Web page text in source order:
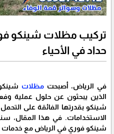
تركيب مظلات شينكو
حداد في الأحياء
في الرياض، أصبحت مظلات
الذين يبحثون عن حلول عملية
شينكو بقدرتها الفائقة على
الاستخدامات. في هذا المقال،
شينكو فوري في الرياض مع خدمات